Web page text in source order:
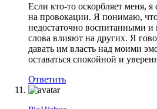
Если кто-то оскорбляет меня, я
на провокации. Я понимаю,
недостаточно воспитанными и
слова влияют на других. Я
давать им власть над моими
оставаться спокойной и
Ответить